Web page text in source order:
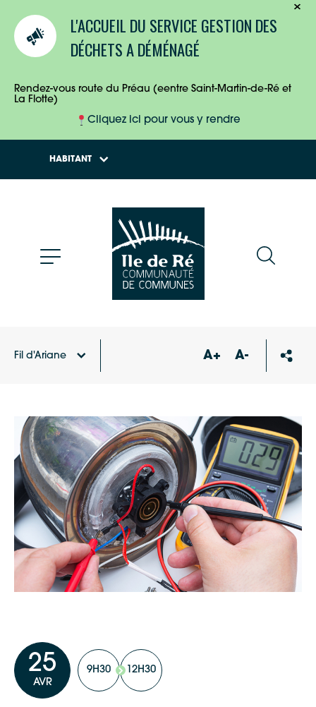
L'ACCUEIL DU SERVICE GESTION DES
DÉCHETS A DÉMÉNAGÉ
Rendez-vous route du Préau (eentre Saint-Martin-de-Ré et
La Flotte)
Cliquez ici pour vous y rendre
HABITANT
ENTREPRISES
Fil d'Ariane A+ A-
25
AVR
9H30 12H30